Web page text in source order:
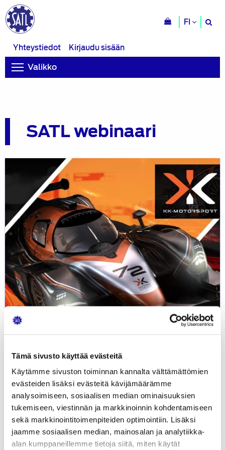
Tämä sivusto käyttää evästeitä
Käytämme sivuston toiminnan kannalta välttämättömien
evästeiden lisäksi evästeitä kävijämäärämme
analysoimiseen, sosiaalisen median ominaisuuksien
tukemiseen, viestinnän ja markkinoinnin kohdentamiseen
sekä markkinointitoimenpiteiden optimointiin. Lisäksi
jaamme sosiaalisen median, mainosalan ja analytiikka-
alan kumppaneillemme tietoja siitä, miten käytät
FI
Yhteystiedot
Kirjaudu sisään
Valikko
SATL webinaari
SATL webinaari: Lahden ATY:n
tutustuminen...
15.01.2026 UUTISET
webinaari:
ATY:n
tutustuminen
Koiranen
Motorsportin
toimintaan
22.1.2026